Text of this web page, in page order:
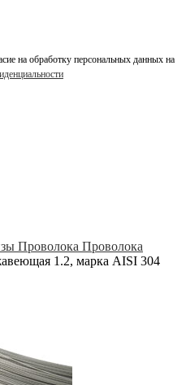
на обработку персональных данных на
Проволока Проволока
1.2, марка AISI 304